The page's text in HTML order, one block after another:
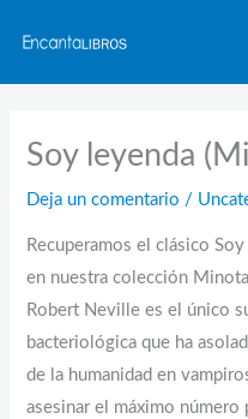
contenido
Soy leyenda
Deja un comentario /
Recuperamos el clásico
en nuestra colección
Robert Neville es el único
bacteriológica que ha
de la humanidad en
asesinar el máximo número